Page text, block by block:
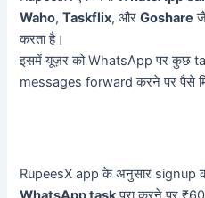
Waho,Taskflix, औरGoshare
करता है।
इसमें यूज़र को WhatsApp पर कुछ
messages forward करने पर पैसे
RupeesX app के अनुसार signup